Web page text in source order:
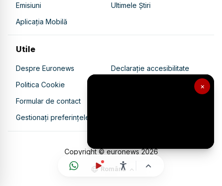
×
Emisiuni
Ultimele Știri
Aplicația Mobilă
Utile
Despre Euronews
Declarație accesibilitate
Politica Cookie
Politica de confidențialitate
Formular de contact
Gestionați preferințele
Copyright © euronews2026
Română